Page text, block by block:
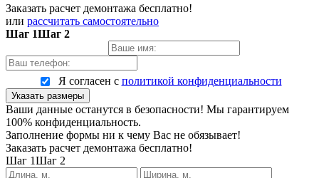
Заказать расчет демонтажа бесплатно!
или рассчитать самостоятельно
Шаг 1Шаг 2
Я согласен с политикой конфиденциальности
Указать размеры
Ваши данные останутся в безопасности! Мы гарантируем
100% конфиденциальность.
Заполнение формы ни к чему Вас не обязывает!
Заказать расчет демонтажа бесплатно!
Шаг 1Шаг 2